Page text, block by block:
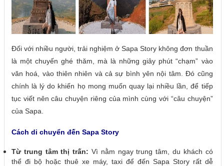
Đối với nhiều người, trải nghiệm ở Sapa Story không đơn thuần
là một chuyến ghé thăm, mà là những giây phút “chạm” vào
văn hoá, vào thiên nhiên và cả sự bình yên nội tâm. Đó cũng
chính là lý do khiến họ mong muốn quay lại nhiều lần, để tiếp
tục viết nên câu chuyện riêng của mình cùng với “câu chuyện”
của Sapa.
Cách di chuyển đến Sapa Story
Từ trung tâm thị trấn: Vì nằm ngay trung tâm, du khách có
thể đi bộ hoặc thuê xe máy, taxi để đến Sapa Story rất dễ